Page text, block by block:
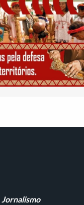
Jornalismo